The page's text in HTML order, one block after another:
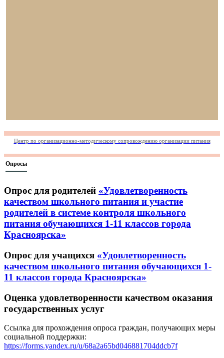
Центр по организационно-методическому сопровождению организации питания
Опросы
Опрос для родителей «Удовлетворенность
качеством школьного питания и участие
родителей в системе контроля школьного
питания обучающихся 1-11 классов города
Красноярска»
Опрос для учащихся «Удовлетворенность
качеством школьного питания обучающихся 1-
11 классов города Красноярска»
Оценка удовлетворенности качеством оказания
государственных услуг
Ссылка для прохождения опроса граждан, получающих меры
социальной поддержки:
https://forms.yandex.ru/u/68a2a65bd046881704ddcb7f